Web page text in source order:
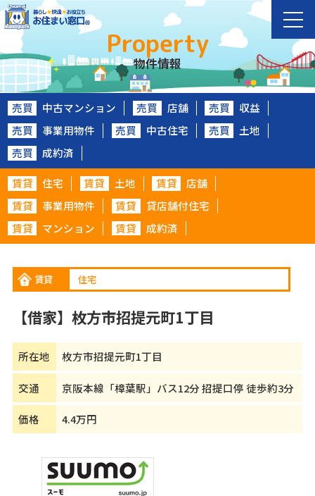
Property
物件情報
売買 中古マンション 売買 店舗 売買
収益
売買
事業用物件 売買 中古住宅 売買
土地
売買
成約済
賃貸 住宅 賃貸 土地 賃貸
店舗
賃貸
事業用物件 賃貸
貸店舗付住宅
賃貸
マンション 賃貸 成約済
賃貸 住宅
【借家】枚方市招提元町1丁目
所在地 枚方市招提元町1丁目
交通 京阪本線「樟葉駅」バス12分 招提口停 徒歩約3分
価格 4.4万円